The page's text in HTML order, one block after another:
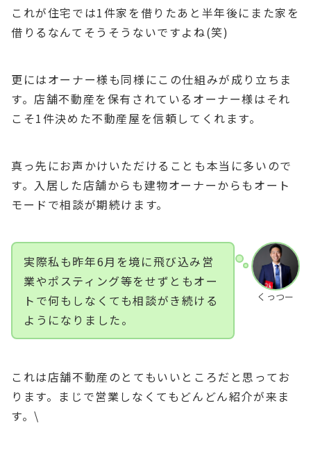
これが住宅では1件家を借りたあと半年後にまた家を
借りるなんてそうそうないですよね(笑)
更にはオーナー様も同様にこの仕組みが成り立ちま
す。店舗不動産を保有されているオーナー様はそれ
こそ1件決めた不動産屋を信頼してくれます。
真っ先にお声かけいただけることも本当に多いので
す。入居した店舗からも建物オーナーからもオート
モードで相談が期続けます。
くっつー
実際私も昨年6月を境に飛び込み営
業やポスティング等をせずともオー
トで何もしなくても相談がき続ける
ようになりました。
これは店舗不動産のとてもいいところだと思ってお
ります。まじで営業しなくてもどんどん紹介が来ま
す。\